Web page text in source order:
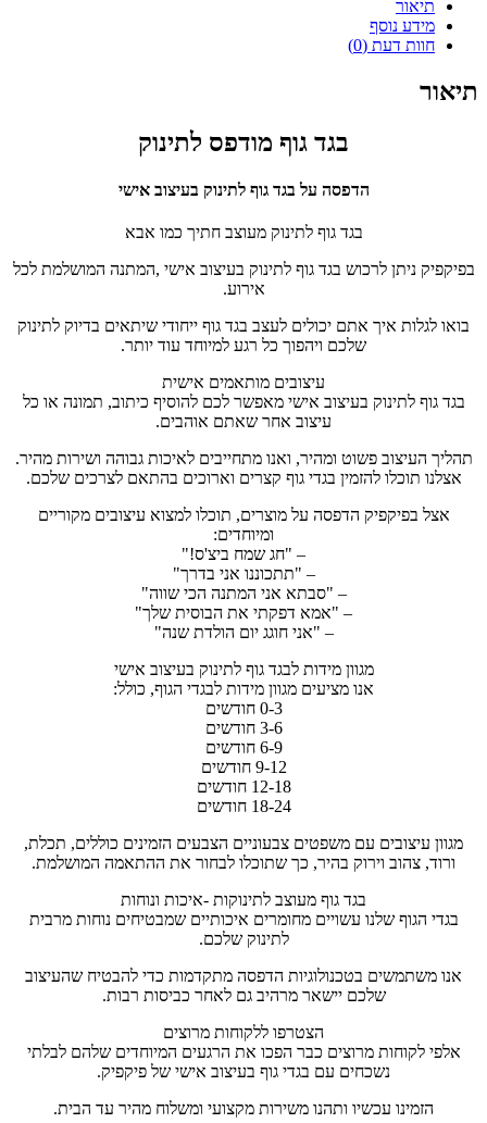
תיאור
מידע נוסף
חוות דעת (0)
תיאור
בגד גוף מודפס לתינוק
הדפסה על בגד גוף לתינוק בעיצוב אישי
בגד גוף לתינוק מעוצב חתיך כמו אבא
בפיקפיק ניתן לרכוש בגד גוף לתינוק בעיצוב אישי ,המתנה המושלמת לכל
אירוע.
בואו לגלות איך אתם יכולים לעצב בגד גוף ייחודי שיתאים בדיוק לתינוק
שלכם ויהפוך כל רגע למיוחד עוד יותר.
עיצובים מותאמים אישית
בגד גוף לתינוק בעיצוב אישי מאפשר לכם להוסיף כיתוב, תמונה או כל
עיצוב אחר שאתם אוהבים.
תהליך העיצוב פשוט ומהיר, ואנו מתחייבים לאיכות גבוהה ושירות מהיר.
אצלנו תוכלו להזמין בגדי גוף קצרים וארוכים בהתאם לצרכים שלכם.
אצל בפיקפיק הדפסה על מוצרים, תוכלו למצוא עיצובים מקוריים
ומיוחדים:
– "חג שמח ביצ'ס!"
– "תתכוננו אני בדרך"
– "סבתא אני המתנה הכי שווה"
– "אמא דפקתי את הבוסית שלך"
– "אני חוגג יום הולדת שנה"
מגוון מידות לבגד גוף לתינוק בעיצוב אישי
אנו מציעים מגוון מידות לבגדי הגוף, כולל:
0-3 חודשים
3-6 חודשים
6-9 חודשים
9-12 חודשים
12-18 חודשים
18-24 חודשים
מגוון עיצובים עם משפטים צבעוניים הצבעים הזמינים כוללים, תכלת,
ורוד, צהוב וירוק בהיר, כך שתוכלו לבחור את ההתאמה המושלמת.
בגד גוף מעוצב לתינוקות -איכות ונוחות
בגדי הגוף שלנו עשויים מחומרים איכותיים שמבטיחים נוחות מרבית
לתינוק שלכם.
אנו משתמשים בטכנולוגיות הדפסה מתקדמות כדי להבטיח שהעיצוב
שלכם יישאר מרהיב גם לאחר כביסות רבות.
הצטרפו ללקוחות מרוצים
אלפי לקוחות מרוצים כבר הפכו את הרגעים המיוחדים שלהם לבלתי
נשכחים עם בגדי גוף בעיצוב אישי של פיקפיק.
הזמינו עכשיו ותהנו משירות מקצועי ומשלוח מהיר עד הבית.